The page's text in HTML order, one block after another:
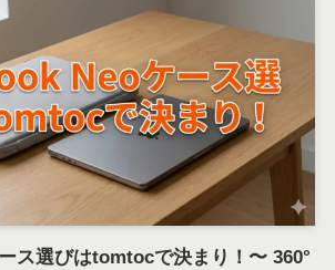
ス選びはtomtocで決まり！〜 360°